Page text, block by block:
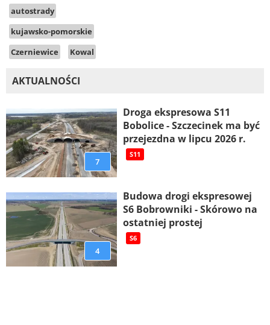
autostrady
kujawsko-pomorskie
Czerniewice
Kowal
AKTUALNOŚCI
7
Droga ekspresowa S11
Bobolice - Szczecinek ma być
przejezdna w lipcu 2026 r.
S11
4
Budowa drogi ekspresowej
S6 Bobrowniki - Skórowo na
ostatniej prostej
S6